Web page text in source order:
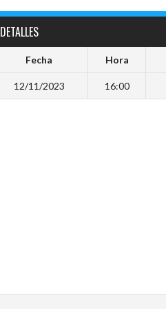
DETALLES
Fecha Hora
12/11/2023 16:00